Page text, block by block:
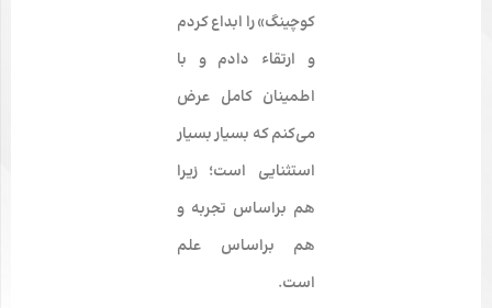
کوچینگ» را ابداع کردم
و ارتقاء دادم و با
اطمینان کامل عرض
می­‌کنم که بسیار بسیار
استثنایی است؛ زیرا
هم براساس تجربه و
هم براساس علم
است.